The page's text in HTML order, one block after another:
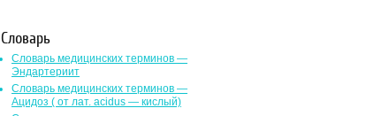
Словарь
Словарь медицинских терминов —
Эндартериит
Словарь медицинских терминов —
Ацидоз ( от лат. асidus — кислый)